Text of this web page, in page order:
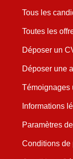
Tous les
Toutes les
Déposer un
Déposer une
Témoignages
Informations
Paramètres
Conditions de